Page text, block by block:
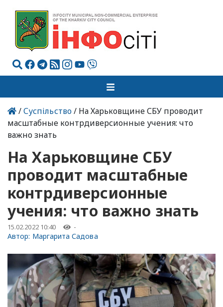
/Суспільство/ На Харьковщине СБУ проводит
масштабные контрдиверсионные учения: что
важно знать
На Харьковщине СБУ
проводит масштабные
контрдиверсионные
учения: что важно знать
15.02.2022 10:40 -
Автор: Маргарита Садова